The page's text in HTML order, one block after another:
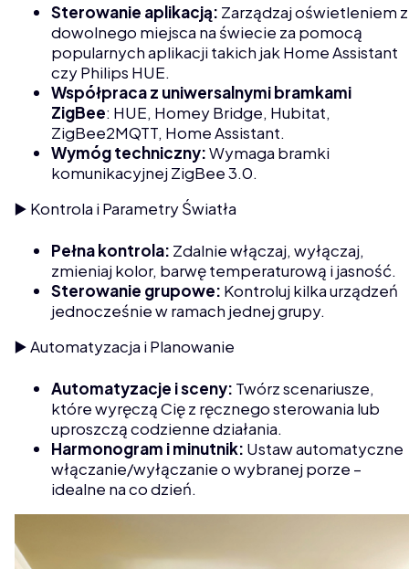
Sterowanie aplikacją: Zarządzaj oświetleniem z
dowolnego miejsca na świecie za pomocą
popularnych aplikacji takich jak Home Assistant
czy Philips HUE.
Współpraca z uniwersalnymi bramkami
ZigBee: HUE, Homey Bridge, Hubitat,
ZigBee2MQTT, Home Assistant.
Wymóg techniczny:Wymaga bramki
komunikacyjnej ZigBee 3.0.
▶️ Kontrola i Parametry Światła
Pełna kontrola: Zdalnie włączaj, wyłączaj,
zmieniaj kolor, barwę temperaturową i jasność.
Sterowanie grupowe: Kontroluj kilka urządzeń
jednocześnie w ramach jednej grupy.
▶️ Automatyzacja i Planowanie
Automatyzacje isceny: Twórz scenariusze,
które wyręczą Cię z ręcznego sterowania lub
uproszczą codzienne działania.
Harmonogram iminutnik: Ustaw automatyczne
włączanie/wyłączanie o wybranej porze –
idealne na co dzień.